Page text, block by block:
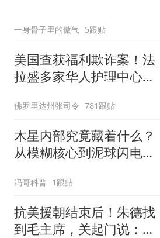
一身骨子里的傲气 5跟贴
美国查获福利欺诈案！法
拉盛多家华人护理中心欺
佛罗里达州张司令 781跟贴
木星内部究竟藏着什么？
从模糊核心到泥球闪电，
冯哥科普 1跟贴
抗美援朝结束后！朱德找
到毛主席，关起门说：我